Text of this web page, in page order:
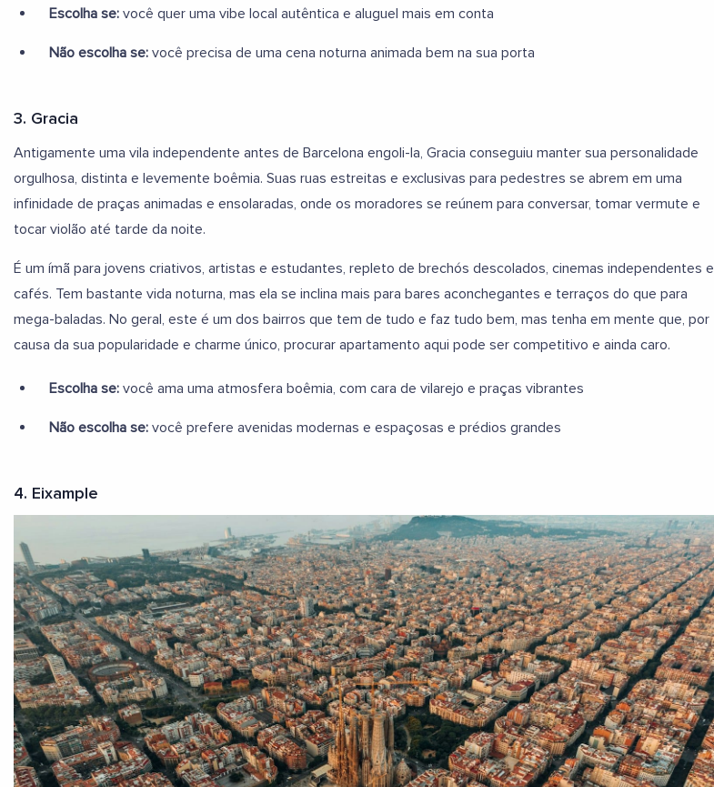
Escolha se: você quer uma vibe local autêntica e aluguel mais em conta
Não escolha se: você precisa de uma cena noturna animada bem na sua porta
3. Gracia
Antigamente uma vila independente antes de Barcelona engoli-la, Gracia conseguiu manter sua personalidade
orgulhosa, distinta e levemente boêmia. Suas ruas estreitas e exclusivas para pedestres se abrem em uma
infinidade de praças animadas e ensolaradas, onde os moradores se reúnem para conversar, tomar vermute e
tocar violão até tarde da noite.
É um ímã para jovens criativos, artistas e estudantes, repleto de brechós descolados, cinemas independentes e
cafés. Tem bastante vida noturna, mas ela se inclina mais para bares aconchegantes e terraços do que para
mega-baladas. No geral, este é um dos bairros que tem de tudo e faz tudo bem, mas tenha em mente que, por
causa da sua popularidade e charme único, procurar apartamento aqui pode ser competitivo e ainda caro.
Escolha se: você ama uma atmosfera boêmia, com cara de vilarejo e praças vibrantes
Não escolha se: você prefere avenidas modernas e espaçosas e prédios grandes
4. Eixample